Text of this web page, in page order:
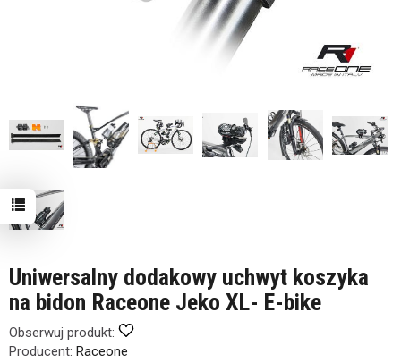
Uniwersalny dodakowy uchwyt koszyka
na bidon Raceone Jeko XL- E-bike
Obserwuj produkt:
Producent: Raceone